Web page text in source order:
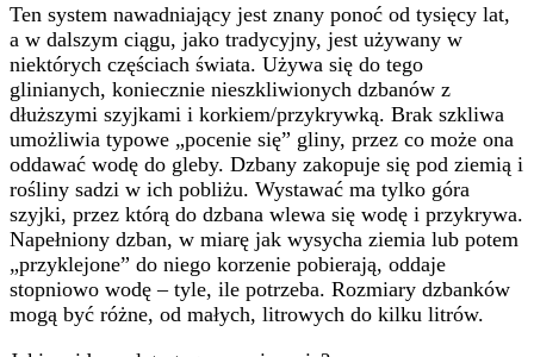
Ten system nawadniający jest znany ponoć od tysięcy lat,
a w dalszym ciągu, jako tradycyjny, jest używany w
niektórych częściach świata. Używa się do tego
glinianych, koniecznie nieszkliwionych dzbanów z
dłuższymi szyjkami i korkiem/przykrywką. Brak szkliwa
umożliwia typowe „pocenie się” gliny, przez co może ona
oddawać wodę do gleby. Dzbany zakopuje się pod ziemią i
rośliny sadzi w ich pobliżu. Wystawać ma tylko góra
szyjki, przez którą do dzbana wlewa się wodę i przykrywa.
Napełniony dzban, w miarę jak wysycha ziemia lub potem
„przyklejone” do niego korzenie pobierają, oddaje
stopniowo wodę – tyle, ile potrzeba. Rozmiary dzbanków
mogą być różne, od małych, litrowych do kilku litrów.